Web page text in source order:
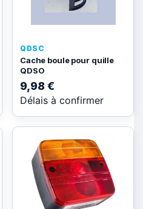
QDSC
Cache boule pour quille
QDSO
9,98 €
Délais à confirmer